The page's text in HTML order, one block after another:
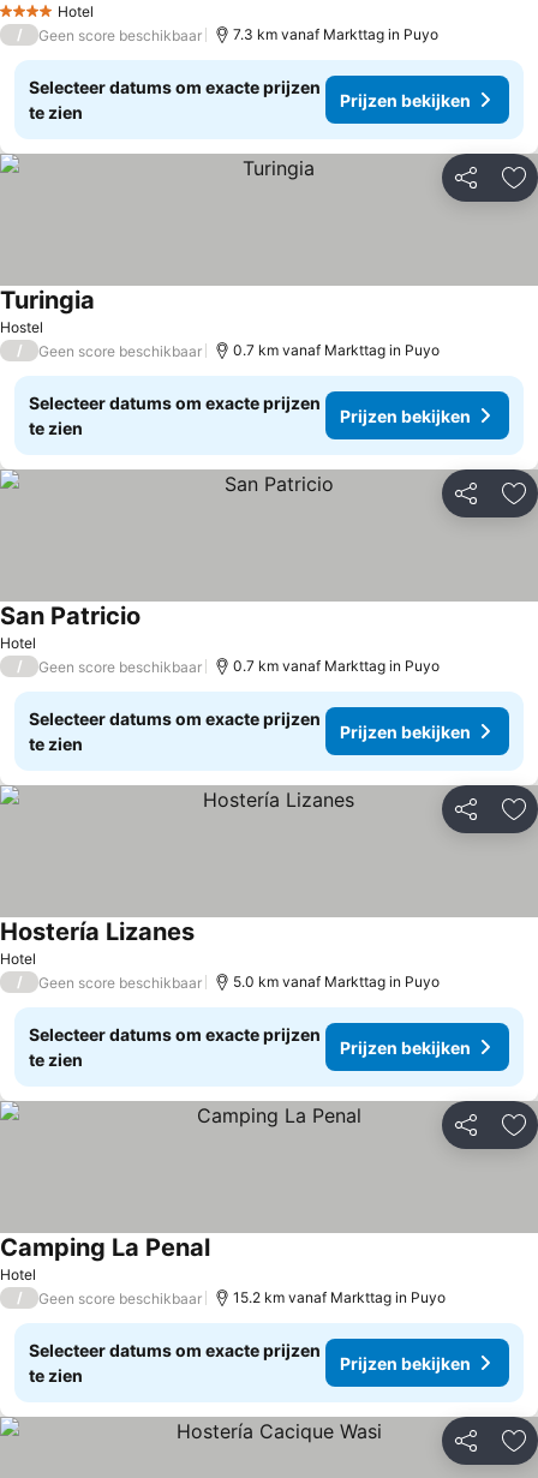
4 SterrenHotel
/ Geen score beschikbaar 7.3 km vanaf Markttag in Puyo
Selecteer datums om exacte prijzen
te zien
Prijzen bekijken
Delen
Hostel
Turingia
/ Geen score beschikbaar 0.7 km vanaf Markttag in Puyo
Selecteer datums om exacte prijzen
te zien
Prijzen bekijken
Delen
Hotel
San Patricio
/ Geen score beschikbaar 0.7 km vanaf Markttag in Puyo
Selecteer datums om exacte prijzen
te zien
Prijzen bekijken
Delen
Hotel
Hostería Lizanes
/ Geen score beschikbaar 5.0 km vanaf Markttag in Puyo
Selecteer datums om exacte prijzen
te zien
Prijzen bekijken
Delen
Hotel
Camping La Penal
/ Geen score beschikbaar 15.2 km vanaf Markttag in Puyo
Selecteer datums om exacte prijzen
te zien
Prijzen bekijken
Delen